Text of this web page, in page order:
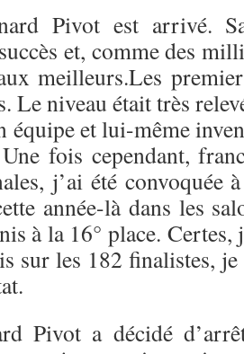
Pivot est arrivé.
et, comme des
meilleurs.Les
Le niveau était très
équipe et lui-même
fois cependant,
j’ai été convoquée
année-là dans les
à la 16° place.
sur les 182 finalistes, je
Pivot a décidé